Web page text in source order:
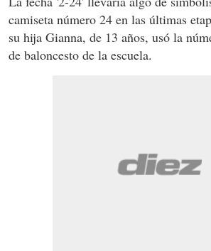
camiseta número 24 en las últimas
su hija Gianna, de 13 años, usó la
de baloncesto de la escuela.